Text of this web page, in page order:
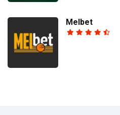
Melbet